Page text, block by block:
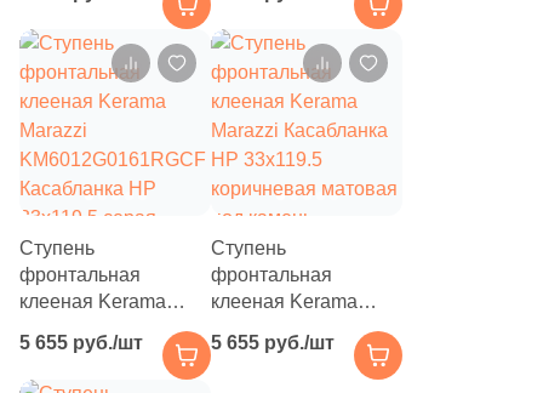
KM6012G0181RGCF
Касабланка HP
33x119.5 бежевая
матовая под камень
KM6012G0171RGCF
Касабланка HP
33x119.5 серая
матовая под камень
Ступень
фронтальная
клееная Kerama
KM6012G0161RGCF
Касабланка HP
5 655 руб./шт
Ступень
фронтальная
клееная Kerama
Marazzi Касабланка
HP 33x119.5
коричневая матовая
5 655 руб./шт